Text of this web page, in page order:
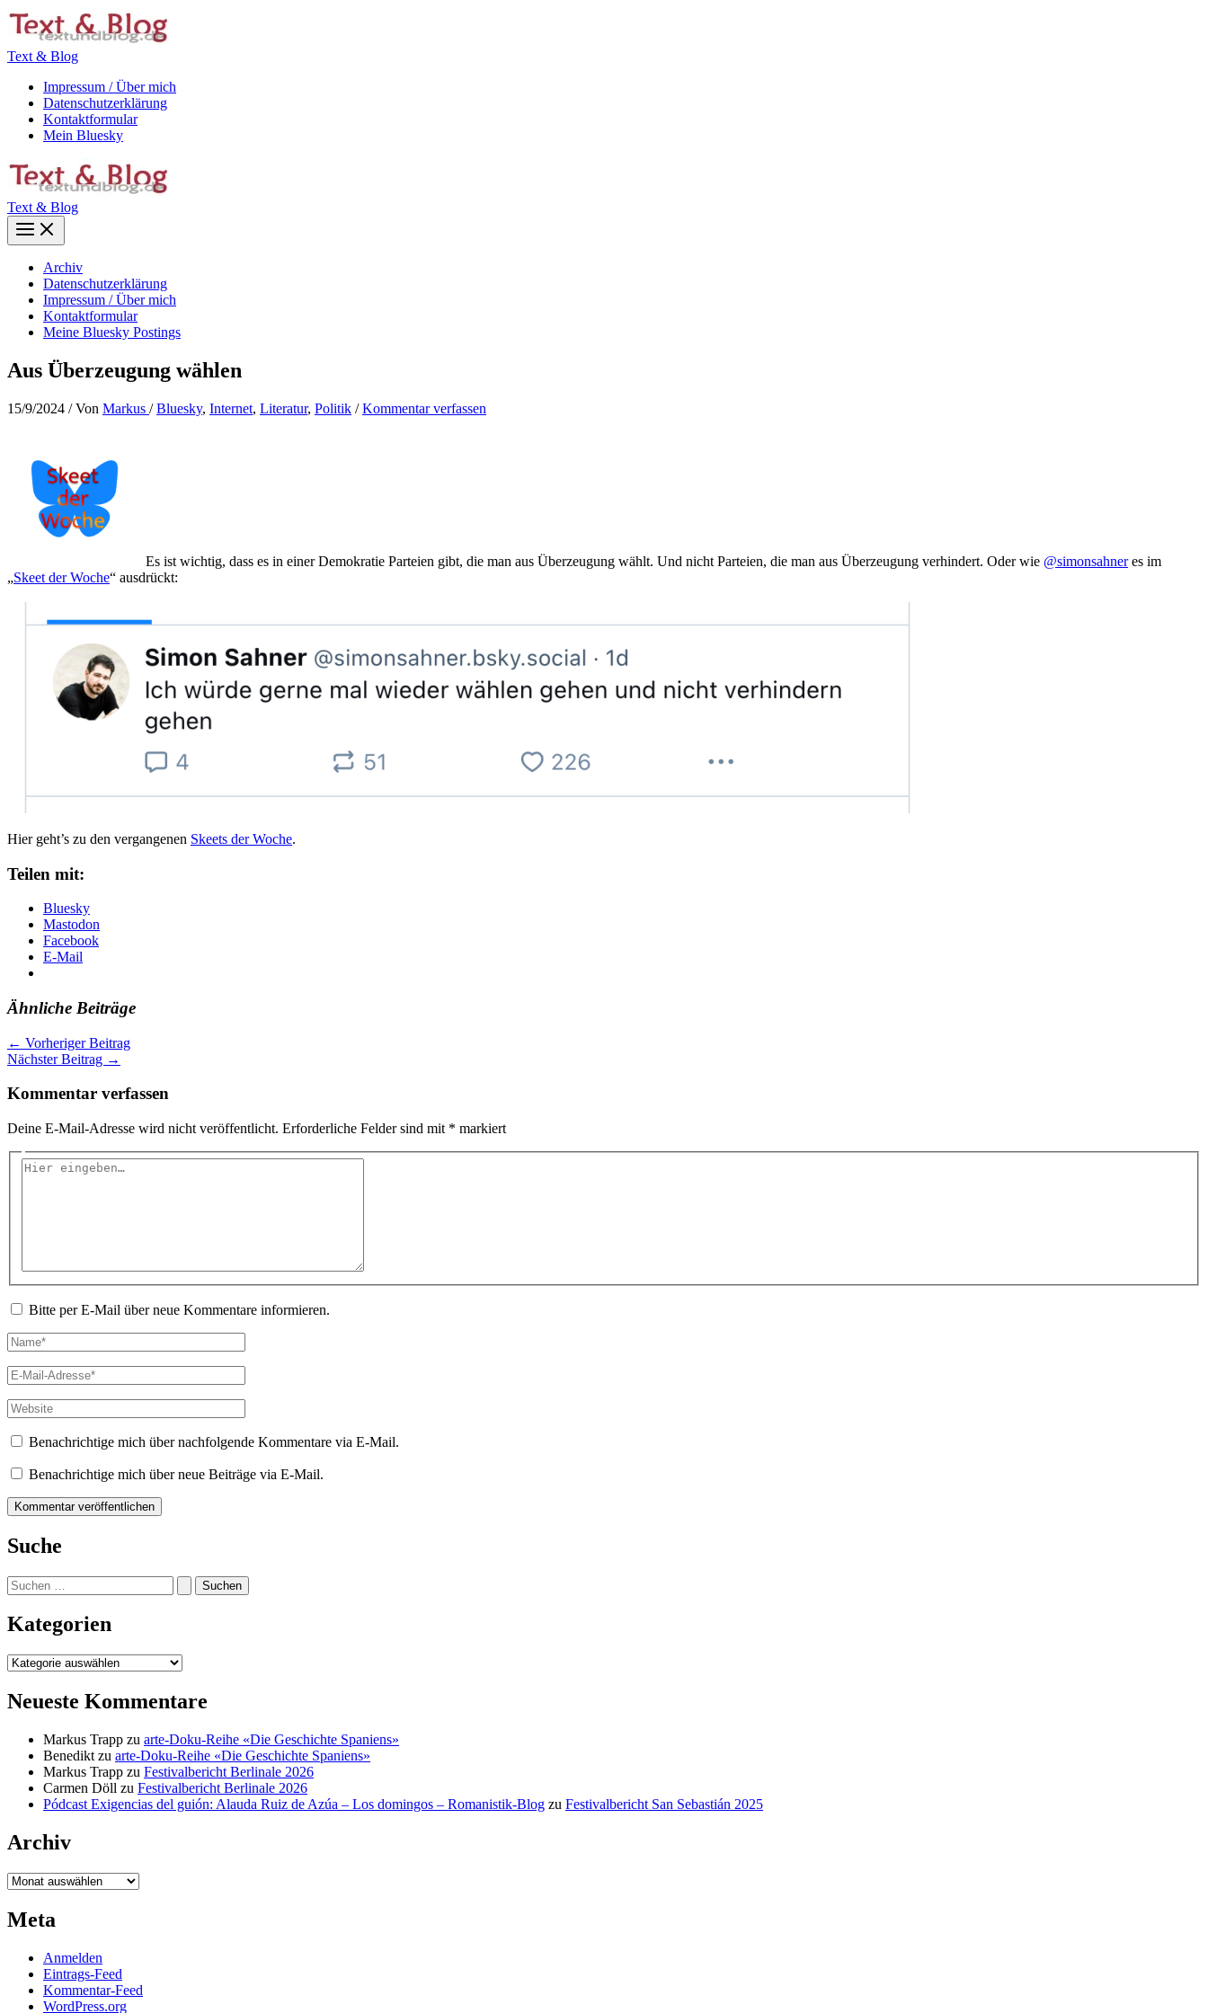
Zum
Inhalt
Text & Blog
Impressum / Über mich
Datenschutzerklärung
Kontaktformular
Mein Bluesky
Text & Blog
Main
Menu
Archiv
Datenschutzerklärung
Impressum / Über mich
Kontaktformular
Meine Bluesky Postings
Aus Überzeugung wählen
15/9/2024 / Von Markus /Bluesky, Internet, Literatur, Politik /Kommentar verfassen
Es ist wichtig, dass es in einer Demokratie Parteien gibt, die man aus Überzeugung wählt. Und nicht Parteien, die man aus Überzeugung verhindert. Oder wie @simonsahneres im
„Skeet der Woche“ ausdrückt:
Hier geht’s zu den vergangenen Skeets der Woche.
Teilen mit:
Bluesky
Mastodon
Facebook
E-Mail
Ähnliche Beiträge
← Vorheriger Beitrag
Nächster Beitrag →
Kommentar verfassen
Deine E-Mail-Adresse wird nicht veröffentlicht. Erforderliche Felder sind mit * markiert
Hier
Bitte per E-Mail über neue Kommentare informieren.
Name*
E-
Mail-
Adresse*
Website
Benachrichtige mich über nachfolgende Kommentare via E-Mail.
Benachrichtige mich über neue Beiträge via E-Mail.
Suche
Suchen
nach:
Kategorien
Kategorien
Neueste Kommentare
Markus Trapp zu arte-Doku-Reihe «Die Geschichte Spaniens»
Benedikt zu arte-Doku-Reihe «Die Geschichte Spaniens»
Markus Trapp zu Festivalbericht Berlinale 2026
Carmen Döll zu Festivalbericht Berlinale 2026
Pódcast Exigencias del guión: Alauda Ruiz de Azúa – Los domingos – Romanistik-Blog zu Festivalbericht San Sebastián 2025
Archiv
Archiv
Meta
Anmelden
Eintrags-Feed
Kommentar-Feed
WordPress.org